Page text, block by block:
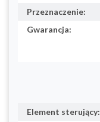
Przeznaczenie:
Gwarancja:
Element sterujący: